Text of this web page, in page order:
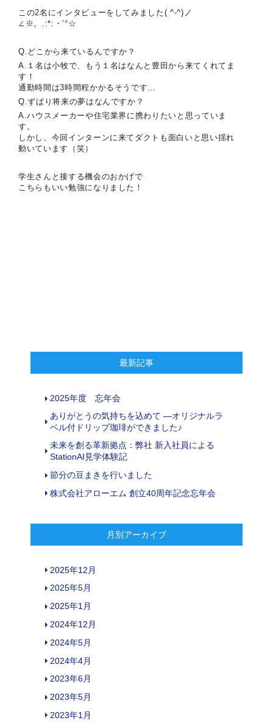
この2名にインタビューをしてみました( ^-^)ノ
∠※。.:*:・’°☆
Q.どこから来ているんですか？
A.１名は小牧で、もう１名はなんと豊田から来てくれてま
す！
通勤時間は3時間程かかるそうです…
Q.ずばり将来の夢はなんですか？
A.ハウスメーカーや住宅業界に携わりたいと思っていま
す。
しかし、今回インターンに来てダクトも面白いと思い揺れ
動いています（笑）
学生さんと接する機会のおかげで
こちらもいい勉強になりました！
最新記事
2025年度 忘年会
ありがとうの気持ちを込めて ―オリジナルラ
ベル付ドリップ珈琲ができました♪
未来を創る革新拠点：弊社 新入社員による
StationAI見学体験記
節分の豆まきを行いました
株式会社アローエム 創立40周年記念忘年会
月別アーカイブ
2025年12月
2025年5月
2025年1月
2024年12月
2024年5月
2024年4月
2023年6月
2023年5月
2023年1月